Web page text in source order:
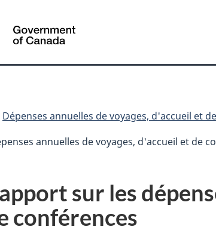
Dépenses annuelles de voyages, d'accueil et
annuelles de voyages, d'accueil et de
sur les
conférences